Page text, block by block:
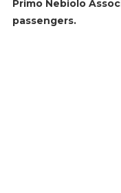
Primo Nebiolo
passengers.